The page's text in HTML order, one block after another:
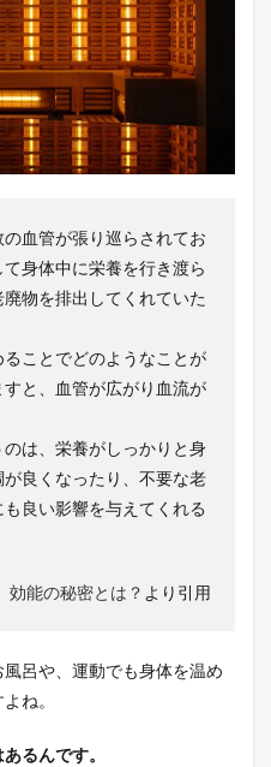
血管が張り巡らされてお
身体中に栄養を行き渡ら
物を排出してくれていた
ことでどのようなことが
と、血管が広がり血流が
は、栄養がしっかりと身
良くなったり、不要な老
良い影響を与えてくれる
効能の秘密とは？ より引用
呂や、運動でも身体を温め
ね。
るんです。